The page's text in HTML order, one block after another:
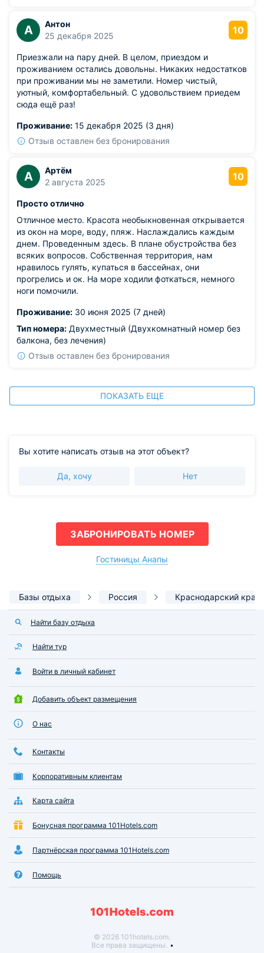
А
Антон
25 декабря 2025
10
Приезжали на пару дней. В целом, приездом и
проживанием остались довольны. Никаких недостатков
при проживании мы не заметили. Номер чистый,
уютный, комфортабельный. С удовольствием приедем
сюда ещё раз!
Проживание: 15 декабря 2025 (3 дня)
Отзыв оставлен без бронирования
А
Артём
2 августа 2025
10
Просто отлично
Отличное место. Красота необыкновенная открывается
из окон на море, воду, пляж. Наслаждались каждым
днем. Проведенным здесь. В плане обустройства без
всяких вопросов. Собственная территория, нам
нравилось гулять, купаться в бассейнах, они
прогрелись и ок. На море ходили фоткаться, немного
ноги помочили.
Проживание: 30 июня 2025 (7 дней)
Тип номера: Двухместный (Двухкомнатный номер без
балкона, без лечения)
Отзыв оставлен без бронирования
ПОКАЗАТЬ ЕЩЕ
Вы хотите написать отзыв на этот объект?
Да, хочу Нет
ЗАБРОНИРОВАТЬ НОМЕР
Гостиницы Анапы
Базы отдыха Россия Краснодарский край
Найти базу отдыха
Найти тур
Войти в личный кабинет
Добавить объект размещения
О нас
Контакты
Корпоративным клиентам
Карта сайта
Бонусная программа 101Hotels.com
Партнёрская программа 101Hotels.com
Помощь
© 2026 101hotels.com.
Все права защищены.